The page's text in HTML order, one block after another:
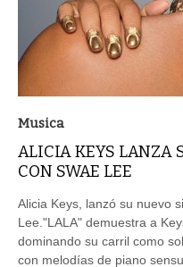
ALICIA KEYS LANZA
CON SWAE LEE
Lee."LALA" demuestra a
dominando su carril como
con melodías de piano